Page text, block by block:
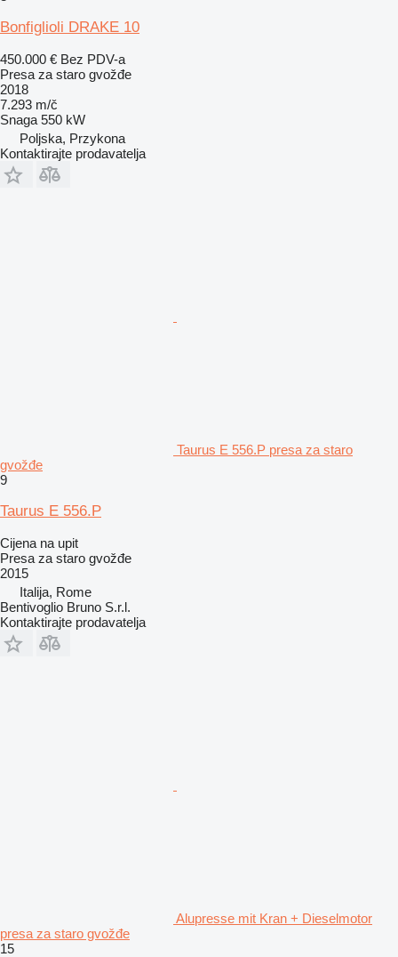
Bonfiglioli DRAKE 10
450.000 € Bez PDV-a
Presa za staro gvožđe
2018
7.293 m/č
Snaga 550 kW
Poljska, Przykona
Kontaktirajte prodavatelja
Taurus E 556.P presa za staro
gvožđe
9
Taurus E 556.P
Cijena na upit
Presa za staro gvožđe
2015
Italija, Rome
Bentivoglio Bruno S.r.l.
Kontaktirajte prodavatelja
Alupresse mit Kran + Dieselmotor
presa za staro gvožđe
15